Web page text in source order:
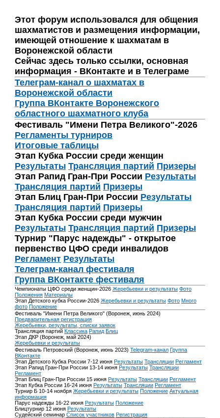
Этот форум использовался для общения
шахматистов и размещения информации,
имеющей отношение к шахматам в
Воронежской области
Сейчас здесь только ссылки, основная
информация - ВКонтакте и в Телеграме
Телеграм-канал о шахматах в
Воронежской области
Группа ВКонтакте Воронежского
областного шахматного клуба
Фестиваль "Имени Петра Великого"-2026
Регламенты турниров
Итоговые таблицы
Этап Кубка России среди женщин
Результаты Трансляция партий Призеры
Этап Рапид Гран-При России Результаты
Трансляция партий Призеры
Этап Блиц Гран-При России Результаты
Трансляция партий Призеры
Этап Кубка России среди мужчин
Результаты Трансляция партий Призеры
Турнир "Парус надежды" - открытое
первенство ЦФО среди инвалидов
Регламент Результаты
Телеграм-канал фестиваля
Группа ВКонтакте фестиваля
Чемпионаты ЦФО среди женщин-2026 Жеребьевки и результаты Фото
Положения Материалы
Этап Детского кубка России-2026 Жеребьевки и результаты Фото Много
фото Положение
Фестиваль "Имени Петра Великого" (Воронеж, июнь 2024)
Предварительная регистрация
Жеребьевки, результаты, списки заявок
Трансляция партий Классика Рапид Блиц
Этап ДКР (Воронеж, май 2024)
Жеребьевки и результаты
Фестиваль Петровский (Воронеж, июнь 2023) Telegram-канал Группа
ВКонтакте
Этап Детского Кубка России 7-12 июня Результаты Трансляции Регламент
Этап Рапид Гран-При России 13-14 июня Результаты Трансляции
Регламент
Этап Блиц Гран-При России 15 июня Результаты Трансляции Регламент
Этап Кубка России 16-24 июня Результаты Трансляции Регламент
Турнир Б 10-14 ноября Жеребьевки и результаты Положение Актуальная
информация
Парус надежды 16-22 июня Результаты Положение
Блицтурнир 12 июня Результаты
Судейский семинар Список участников Регистрация